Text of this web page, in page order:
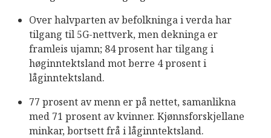
Over halvparten av befolkninga i verda har
tilgang til 5G-nettverk, men dekninga er
framleis ujamn; 84 prosent har tilgang i
høginntektsland mot berre 4 prosent i
låginntektsland.
77 prosent av menn er på nettet, samanlikna
med 71 prosent av kvinner. Kjønnsforskjellane
minkar, bortsett frå i låginntektsland.